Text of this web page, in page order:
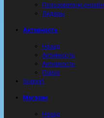
Пользователи онлайн
Лидеры
Активность
Назад
Активность
Активность
Поиск
Support
Магазин
Назад